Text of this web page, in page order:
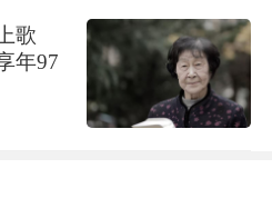
席记者，《魔都嗲小姐》
，记录城市之美，也调查
歌
年97